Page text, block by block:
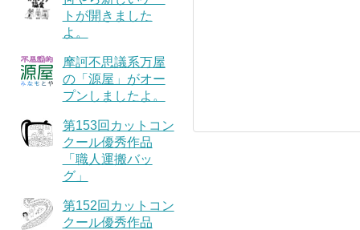
トが開きました
よ。
摩訶不思議系万屋
の「源屋」がオー
プンしましたよ。
第153回カットコン
クール優秀作品
「職人運搬バッ
グ」
第152回カットコン
クール優秀作品